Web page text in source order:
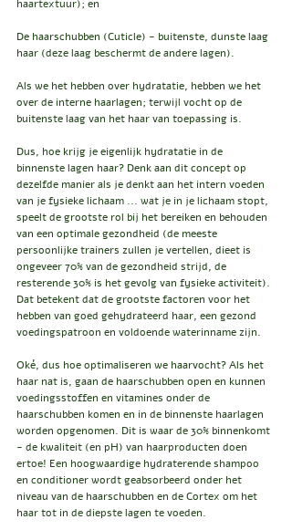
haartextuur); en
De haarschubben (Cuticle) - buitenste, dunste laag
haar (deze laag beschermt de andere lagen).
Als we het hebben over hydratatie, hebben we het
over de interne haarlagen; terwijl vocht op de
buitenste laag van het haar van toepassing is.
Dus, hoe krijg je eigenlijk hydratatie in de
binnenste lagen haar? Denk aan dit concept op
dezelfde manier als je denkt aan het intern voeden
van je fysieke lichaam ... wat je in je lichaam stopt,
speelt de grootste rol bij het bereiken en behouden
van een optimale gezondheid (de meeste
persoonlijke trainers zullen je vertellen, dieet is
ongeveer 70% van de gezondheid strijd, de
resterende 30% is het gevolg van fysieke activiteit).
Dat betekent dat de grootste factoren voor het
hebben van goed gehydrateerd haar, een gezond
voedingspatroon en voldoende waterinname zijn.
Oké, dus hoe optimaliseren we haarvocht? Als het
haar nat is, gaan de haarschubben open en kunnen
voedingsstoffen en vitamines onder de
haarschubben komen en in de binnenste haarlagen
worden opgenomen. Dit is waar de 30% binnenkomt
- de kwaliteit (en pH) van haarproducten doen
ertoe! Een hoogwaardige hydraterende shampoo
en conditioner wordt geabsorbeerd onder het
niveau van de haarschubben en de Cortex om het
haar tot in de diepste lagen te voeden.